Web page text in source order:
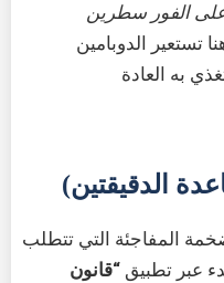
الفور سطرين
تستعير الدوبامين
به العادة
المفاجئة التي تتطلب
عبر تطبيق “قانون